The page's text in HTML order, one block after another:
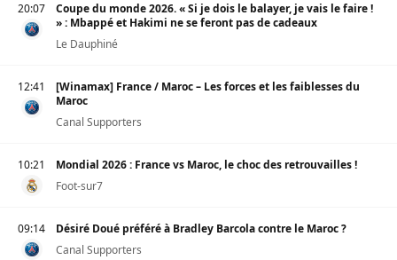
20:07
Coupe du monde 2026. « Si je dois le balayer, je vais le faire !
» : Mbappé et Hakimi ne se feront pas de cadeaux
Le Dauphiné
12:41
[Winamax] France / Maroc – Les forces et les faiblesses du
Maroc
Canal Supporters
10:21
Mondial 2026 : France vs Maroc, le choc des retrouvailles !
Foot-sur7
09:14
Désiré Doué préféré à Bradley Barcola contre le Maroc ?
Canal Supporters